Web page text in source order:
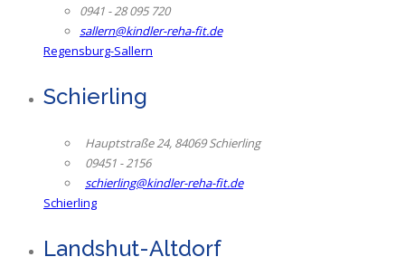
0941 - 28 095 720
sallern@kindler-reha-fit.de
Regensburg-Sallern
Schierling
Hauptstraße 24, 84069 Schierling
09451 - 2156
schierling@kindler-reha-fit.de
Schierling
Landshut-Altdorf